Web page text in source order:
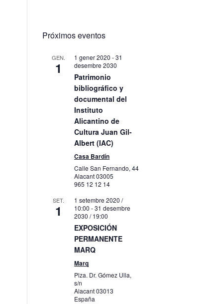
Próximos eventos
GEN.
1
1 gener 2020 -31
desembre 2030
Patrimonio
bibliográfico y
documental del
Instituto
Alicantino de
Cultura Juan Gil-
Albert (IAC)
Casa Bardín
Calle San Fernando, 44
Alacant03005
965 12 12 14
SET.
1
1 setembre 2020 /
10:00 -31 desembre
2030 / 19:00
EXPOSICIÓN
PERMANENTE
MARQ
Marq
Plza. Dr. Gómez Ulla,
s/n
Alacant03013
España